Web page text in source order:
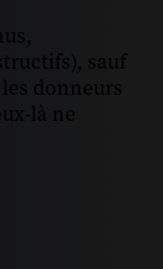
sauf
donneurs
là ne